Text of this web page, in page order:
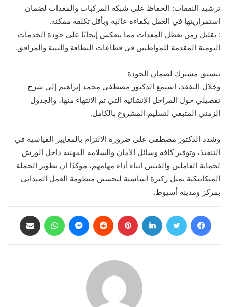
ترشيد النفقات: الحفاظ على شبكة المركبات والمعدات لضمان
استمراريتها في العمل بكفاءة عالية وبأقل تكلفة ممكنة.
: تقليل زمن تعطل المعدات مما ينعكس إيجابًا على جودة الخدمات
اليومية المقدمة للمواطنين في قطاعات النظافة والبيئة والمرافق.
تنسيق مشترك لضمان الجودة
وخلال التفقد، استمع الدكتور مصطفى محمد إبراهيم إلى شرح
تفصيلي حول المراحل الإنشائية التي تم الانتهاء منها، والجدول
الزمني المتبقي لتسليم المشروع بالكامل.
وشدد الدكتور مصطفى على ضرورة الالتزام بالمعايير القياسية في
التنفيذ، وتوفير كافة وسائل الأمان والسلامة المهنية داخل الورش
لحماية العاملين والفنيين أثناء أداء مهامهم، مؤكدًا أن تطوير الحملة
الميكانيكية يمثل ركيزة أساسية لتحسين منظومة العمل الميداني
بمركز ومدينة أسيوط.
فيسبوك تويتر لينكدإن بينتيريست ماسنجر واتساب